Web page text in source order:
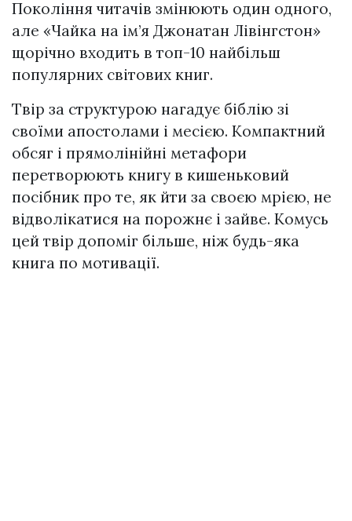
Покоління читачів змінюють один одного,
але «Чайка на ім’я Джонатан Лівінгстон»
щорічно входить в топ-10 найбільш
популярних світових книг.
Твір за структурою нагадує біблію зі
своїми апостолами і месією. Компактний
обсяг і прямолінійні метафори
перетворюють книгу в кишеньковий
посібник про те, як йти за своєю мрією, не
відволікатися на порожнє і зайве. Комусь
цей твір допоміг більше, ніж будь-яка
книга по мотивації.